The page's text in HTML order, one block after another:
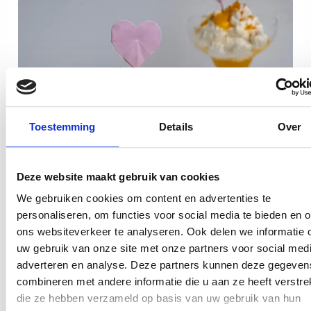
Toestemming Details Over
Deze website maakt gebruik van cookies
We gebruiken cookies om content en advertenties te
personaliseren, om functies voor social media te bieden en
ons websiteverkeer te analyseren. Ook delen we informatie
uw gebruik van onze site met onze partners voor social
adverteren en analyse. Deze partners kunnen deze
combineren met andere informatie die u aan ze heeft
die ze hebben verzameld op basis van uw gebruik van hun